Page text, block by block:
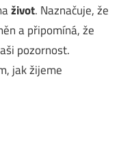
život. Naznačuje, že
a připomíná, že
pozornost.
jak žijeme